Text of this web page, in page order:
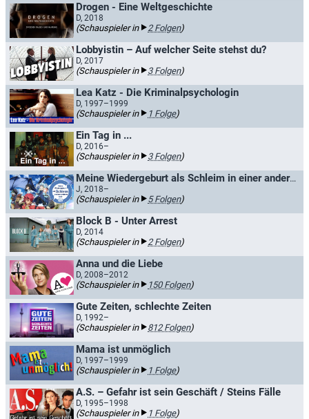
Drogen - Eine Weltgeschichte
D, 2018
(Schauspieler in 2 Folgen)
Lobbyistin – Auf welcher Seite stehst du?
D, 2017
(Schauspieler in 3 Folgen)
Lea Katz - Die Kriminalpsychologin
D, 1997–1999
(Schauspieler in 1 Folge)
Ein Tag in ...
D, 2016–
(Schauspieler in 3 Folgen)
Meine Wiedergeburt als Schleim in einer anderen Welt / That Time I Got Reincarnated as a Slime
J, 2018–
(Schauspieler in 5 Folgen)
Block B - Unter Arrest
D, 2014
(Schauspieler in 2 Folgen)
Anna und die Liebe
D, 2008–2012
(Schauspieler in 150 Folgen)
Gute Zeiten, schlechte Zeiten
D, 1992–
(Schauspieler in 812 Folgen)
Mama ist unmöglich
D, 1997–1999
(Schauspieler in 1 Folge)
A.S. – Gefahr ist sein Geschäft / Steins Fälle
D, 1995–1998
(Schauspieler in 1 Folge)